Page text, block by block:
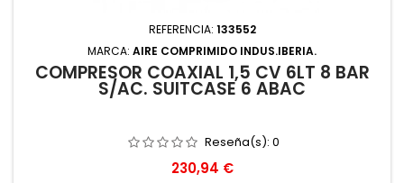
REFERENCIA: 133552
MARCA: AIRE COMPRIMIDO INDUS.IBERIA.
COMPRESOR COAXIAL 1,5 CV 6LT 8 BAR
S/AC. SUITCASE 6 ABAC
Reseña(s): 0
Precio
230,94 €